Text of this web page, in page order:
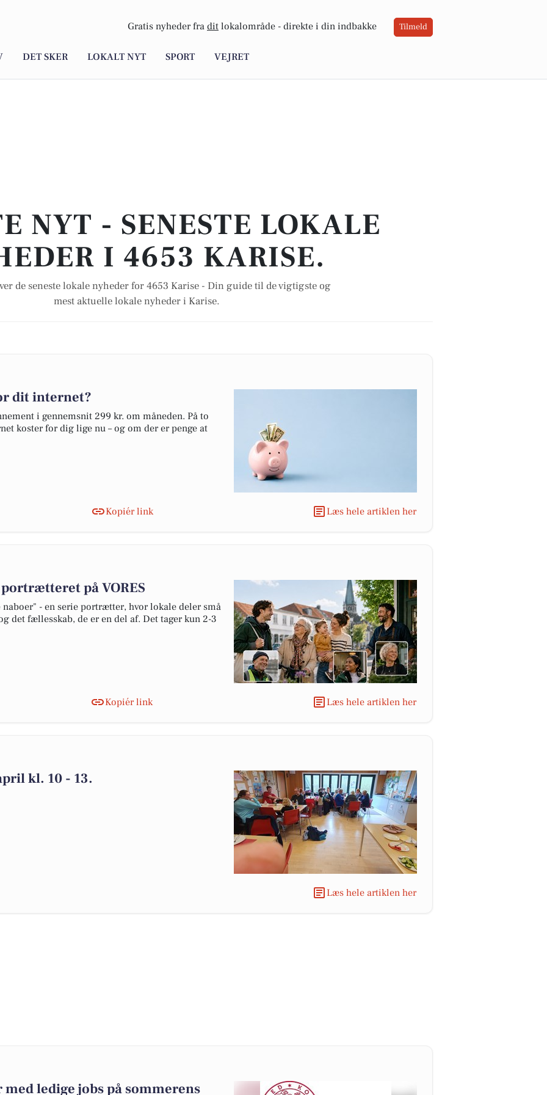
Gratis nyheder fra dit lokalområde - direkte i din indbakke Tilmeld
DET SKER LOKALT NYT SPORT VEJRET
NYT - SENESTE LOKALE
I 4653 KARISE.
de seneste lokale nyheder for 4653 Karise - Din guide til de vigtigste og
mest aktuelle lokale nyheder i Karise.
dit internet?
i gennemsnit 299 kr. om måneden. På to
koster for dig lige nu – og om der er penge at
Kopiér link Læs hele artiklen her
på VORES
naboer" - en serie portrætter, hvor lokale deler små
det fællesskab, de er en del af. Det tager kun 2-3
Kopiér link Læs hele artiklen her
kl. 10 - 13.
Læs hele artiklen her
ledige jobs på sommerens